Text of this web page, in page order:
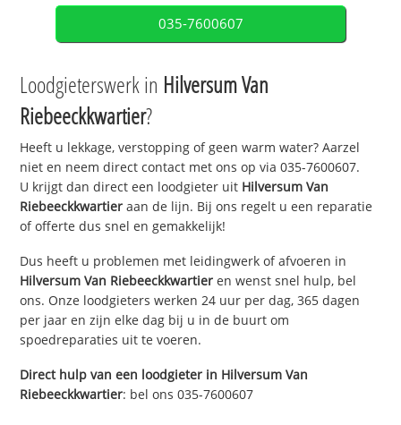
035-7600607
Loodgieterswerk in Hilversum Van
Riebeeckkwartier?
Heeft u lekkage, verstopping of geen warm water? Aarzel
niet en neem direct contact met ons op via 035-7600607.
U krijgt dan direct een loodgieter uit Hilversum Van
Riebeeckkwartier aan de lijn. Bij ons regelt u een reparatie
of offerte dus snel en gemakkelijk!
Dus heeft u problemen met leidingwerk of afvoeren in
Hilversum Van Riebeeckkwartier en wenst snel hulp, bel
ons. Onze loodgieters werken 24 uur per dag, 365 dagen
per jaar en zijn elke dag bij u in de buurt om
spoedreparaties uit te voeren.
Direct hulp van een loodgieter in Hilversum Van
Riebeeckkwartier: bel ons 035-7600607